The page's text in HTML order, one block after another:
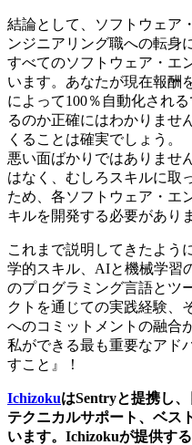
結論として、ソフトウェア
ンジニアリング職への転身
すべてのソフトウェア・エ
います。あなたが現在報酬
によって100％自動化され
るのか正確にはわかりませ
くることは確実でしょう。
悪い面ばかりではありませ
はなく、むしろスキルに取
ため、各ソフトウェア・エ
キルを開発する必要があり
これまで説明してきたよう
学的スキル、AIと機械学習
のプログラミング言語とツ
クトを通じての実践経験、
へのコミットメントの融合
私ができる最も重要なアド
すこと』！
IchizokuはSentryと提携し
テクニカルサポート、ベス
います。Ichizokuが提供す